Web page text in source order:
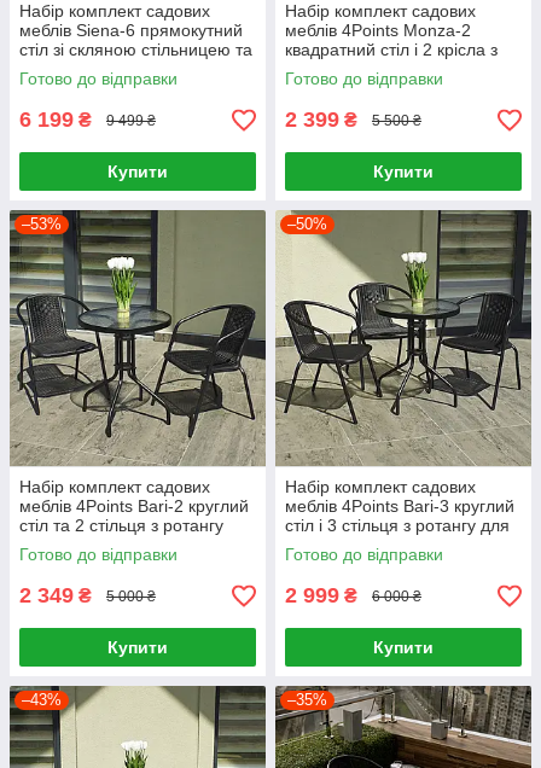
Набір комплект садових
меблів Siena-6 прямокутний
стіл зі скляною стільницею та
6 стільців з ротанга Ч
Готово до відправки
6 199 ₴ 9 499 ₴
Купити
Набір комплект садових
меблів 4Points Monza-2
квадратний стіл і 2 крісла з
ротанга для саду кафе
Чорний
Готово до відправки
2 399 ₴ 5 500 ₴
Купити
–53%
Набір комплект садових
меблів 4Points Bari-2 круглий
стіл та 2 стільця з ротангу
для саду кафе тераси вулиці
Готово до відправки
2 349 ₴ 5 000 ₴
Купити
–50%
Набір комплект садових
меблів 4Points Bari-3 круглий
стіл і 3 стільця з ротангу для
саду кафе
Готово до відправки
2 999 ₴ 6 000 ₴
Купити
–43% –35%